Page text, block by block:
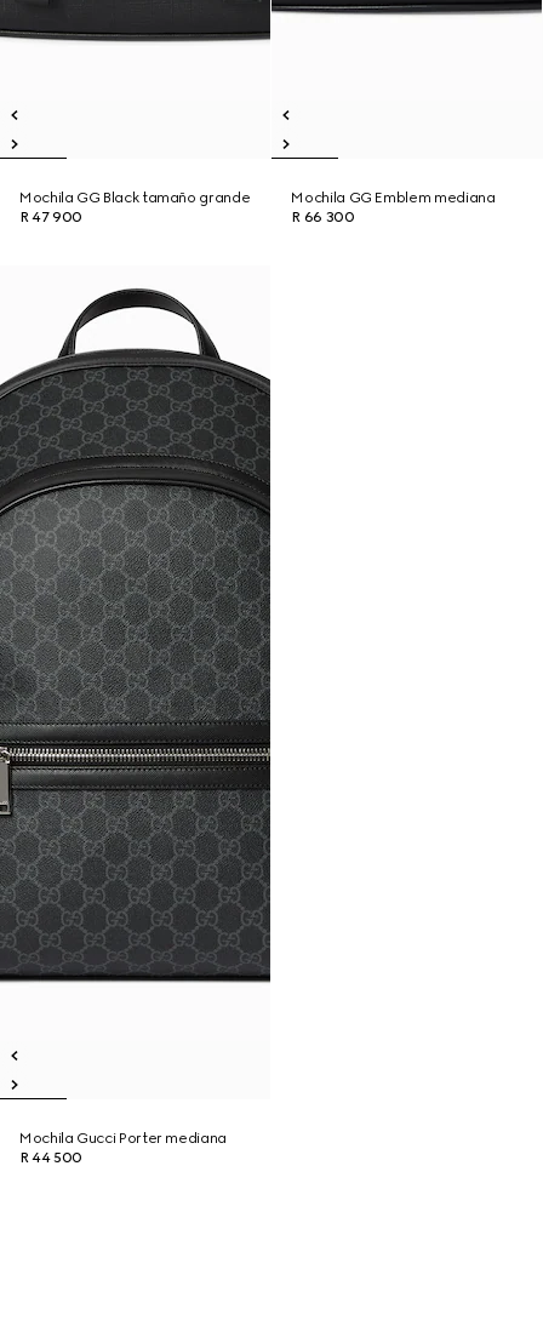
Mochila GG Black tamaño grande
R 47 900
Mochila GG Emblem mediana
R 66 300
Mochila Gucci Porter mediana
R 44 500